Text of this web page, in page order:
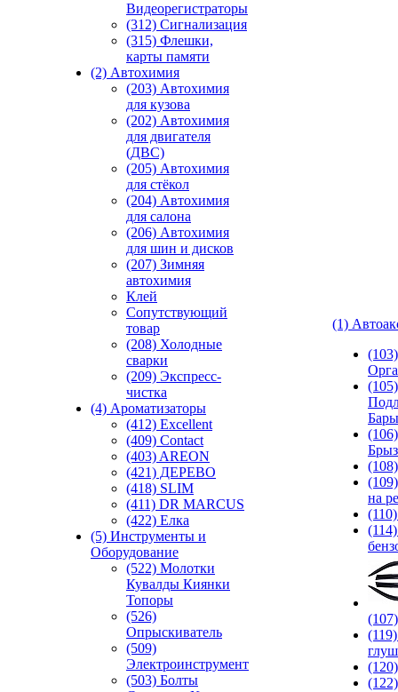
Видеорегистраторы
(312) Сигнализация
(315) Флешки,
карты памяти
(2) Автохимия
(203) Автохимия
для кузова
(202) Автохимия
для двигателя
(ДВС)
(205) Автохимия
для стёкол
(204) Автохимия
для салона
(206) Автохимия
для шин и дисков
(207) Зимняя
автохимия
Клей
Сопутствующий
товар
(208) Холодные
сварки
(209) Экспреcс-
чистка
(4) Ароматизаторы
(412) Excellent
(409) Contact
(403) AREON
(421) ДЕРЕВО
(418) SLIM
(411) DR MARCUS
(422) Елка
(5) Инструменты и
Оборудование
(522) Молотки
Кувалды Киянки
Топоры
(526)
Опрыскиватель
(509)
Электроинструмент
(503) Болты
(1)
(105)
Бары
(106)
на